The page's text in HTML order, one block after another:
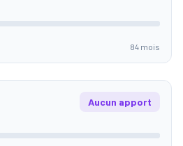
84 mois
Aucun apport